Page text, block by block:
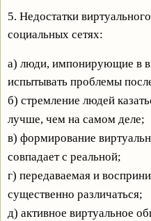
5. Недостатки
социальных сетях:
а) люди, импонирующие в
испытывать проблемы
б) стремление людей
лучше, чем на самом деле;
в) формирование
совпадает с реальной;
г) передаваемая и
существенно различаться;
д) активное виртуальное